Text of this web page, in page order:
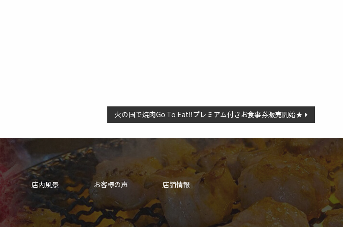
火の国で焼肉Go To Eat‼︎プレミアム付きお食事券販売開始★
店内風景 お客様の声 店舗情報